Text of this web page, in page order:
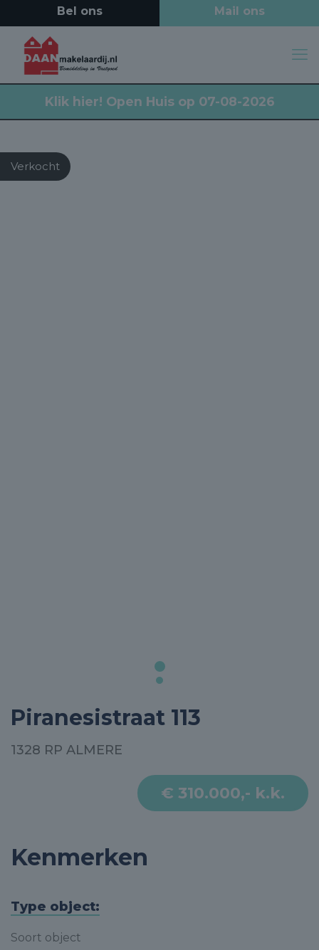
Klik hier! Open Huis op 07-08-2026
Verkocht
Piranesistraat 113
1328 RP ALMERE
€ 310.000,- k.k.
Kenmerken
Type object:
Soort object